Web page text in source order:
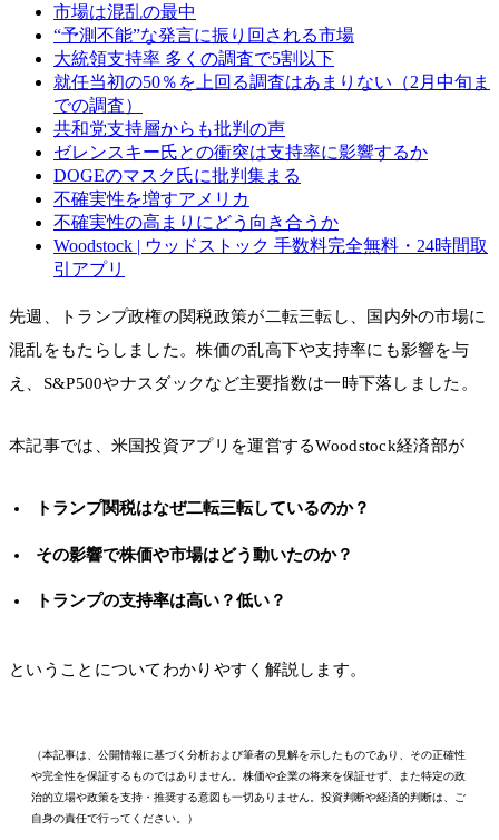
市場は混乱の最中
“予測不能”な発言に振り回される市場
大統領支持率 多くの調査で5割以下
就任当初の50％を上回る調査はあまりない（2月中旬ま
での調査）
共和党支持層からも批判の声
ゼレンスキー氏との衝突は支持率に影響するか
DOGEのマスク氏に批判集まる
不確実性を増すアメリカ
不確実性の高まりにどう向き合うか
Woodstock | ウッドストック 手数料完全無料・24時間取
引アプリ
先週、トランプ政権の関税政策が二転三転し、国内外の市場に
混乱をもたらしました。株価の乱高下や支持率にも影響を与
え、S&P500やナスダックなど主要指数は一時下落しました。
本記事では、米国投資アプリを運営するWoodstock経済部が
トランプ関税はなぜ二転三転しているのか？
その影響で株価や市場はどう動いたのか？
トランプの支持率は高い？低い？
ということについてわかりやすく解説します。
（本記事は、公開情報に基づく分析および筆者の見解を示したものであり、その正確性
や完全性を保証するものではありません。株価や企業の将来を保証せず、また特定の政
治的立場や政策を支持・推奨する意図も一切ありません。投資判断や経済的判断は、ご
自身の責任で行ってください。）